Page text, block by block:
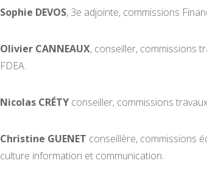
Sophie DEVOS, 3e adjointe, commissions
Olivier CANNEAUX, conseiller, commissions
FDEA.
Nicolas CRÉTY conseiller, commissions
Christine GUENET conseillère, commissions
culture information et communication.